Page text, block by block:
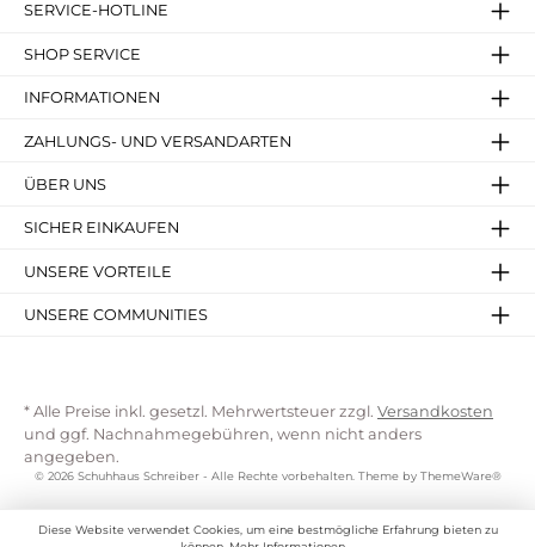
SERVICE-HOTLINE
SHOP SERVICE
INFORMATIONEN
ZAHLUNGS- UND VERSANDARTEN
ÜBER UNS
SICHER EINKAUFEN
UNSERE VORTEILE
UNSERE COMMUNITIES
* Alle Preise inkl. gesetzl. Mehrwertsteuer zzgl. Versandkosten
und ggf. Nachnahmegebühren, wenn nicht anders
angegeben.
© 2026 Schuhhaus Schreiber - Alle Rechte vorbehalten. Theme by ThemeWare®
Diese Website verwendet Cookies, um eine bestmögliche Erfahrung bieten zu